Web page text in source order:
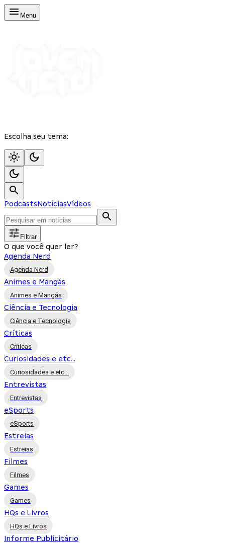
Menu
Escolha seu tema:
PodcastsNotíciasVídeos
Filtrar
O que você quer ler?
Agenda Nerd
Agenda Nerd
Animes e Mangás
Animes e Mangás
Ciência e Tecnologia
Ciência e Tecnologia
Críticas
Críticas
Curiosidades e etc...
Curiosidades e etc...
Entrevistas
Entrevistas
eSports
eSports
Estreias
Estreias
Filmes
Filmes
Games
Games
HQs e Livros
HQs e Livros
Informe Publicitário